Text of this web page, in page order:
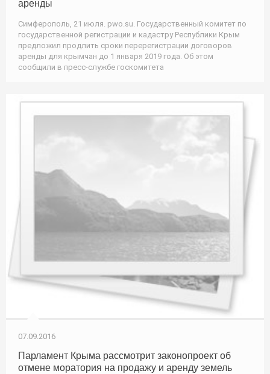
аренды
Симферополь, 21 июля. pwo.su. Государственный комитет по
государственной регистрации и кадастру Республики Крым
предложил продлить сроки перерегистрации договоров
аренды для крымчан до 1 января 2019 года. Об этом
сообщили в пресс-службе госкомитета
07.09.2016
Парламент Крыма рассмотрит законопроект об
отмене моратория на продажу и аренду земель